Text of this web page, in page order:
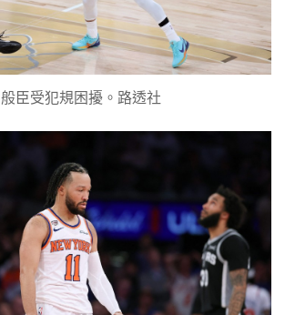
般臣受犯規困擾。路透社